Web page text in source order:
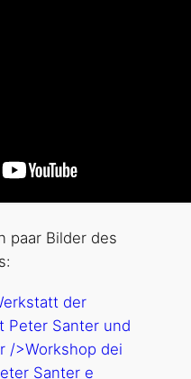
paar Bilder des